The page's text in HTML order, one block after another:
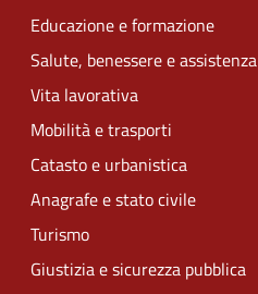
Educazione e formazione
Salute, benessere e assistenza
Vita lavorativa
Mobilità e trasporti
Catasto e urbanistica
Anagrafe e stato civile
Turismo
Giustizia e sicurezza pubblica